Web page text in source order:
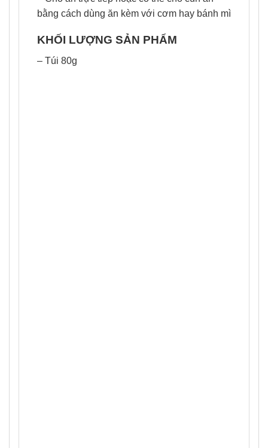
bằng cách dùng ăn kèm với cơm hay bánh mì
KHỐI LƯỢNG SẢN PHẨM
– Túi 80g